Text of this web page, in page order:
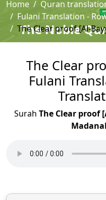
The Noble
Home
Quran
Fulani Translation -
The Clear proof [Al-
The Clear
Fulani
Surah The Clear proof